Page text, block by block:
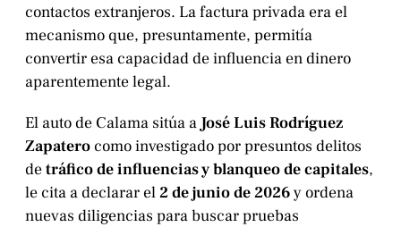
contactos extranjeros. La factura privada era el
mecanismo que, presuntamente, permitía
convertir esa capacidad de influencia en dinero
aparentemente legal.
El auto de Calama sitúa a José Luis Rodríguez
Zapatero como investigado por presuntos delitos
detráfico de influencias y blanqueo de capitales,
le cita a declarar el2 de junio de 2026y ordena
nuevas diligencias para buscar pruebas